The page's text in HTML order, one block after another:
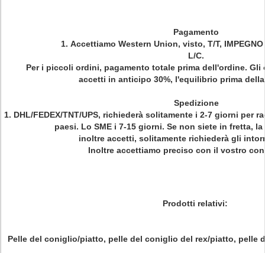
Pagamento
1. Accettiamo Western Union, visto, T/T,
L/C.
Per i piccoli ordini, pagamento totale prima dell'ordine.
accetti in anticipo 30%, l'equilibrio prima
Spedizione
1. DHL/FEDEX/TNT/UPS, richiederà solitamente i 2-7 giorni per
paesi. Lo SME i 7-15 giorni. Se non siete in fretta,
inoltre accetti, solitamente richiederà gli
Inoltre accettiamo preciso con il vostro
Prodotti relativi:
Pelle del coniglio/piatto, pelle del coniglio del rex/piatto, pelle